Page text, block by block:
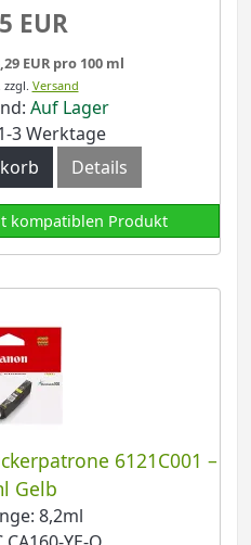
EUR
EUR pro 100 ml
zzgl. Versand
Auf Lager
3 Werktage
Details
kompatiblen Produkt
6121C001 –
Gelb
8,2ml